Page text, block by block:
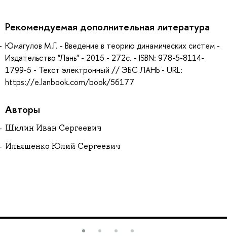
Рекомендуемая дополнительная литература
Юмагулов М.Г. - Введение в теорию динамических систем -
Издательство "Лань" - 2015 - 272с. - ISBN: 978-5-8114-
1799-5 - Текст электронный // ЭБС ЛАНЬ - URL:
https://e.lanbook.com/book/56177
Авторы
Шилин Иван Сергеевич
Ильяшенко Юлий Сергеевич